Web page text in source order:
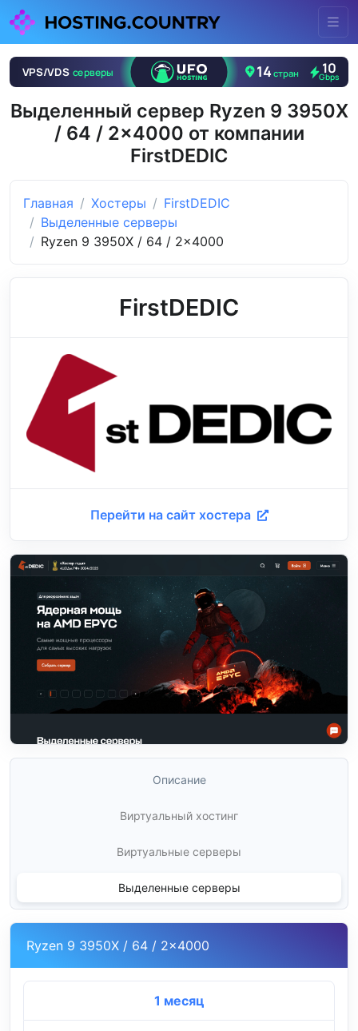
Выделенный сервер Ryzen 9 3950X
/ 64 / 2x4000 от компании
FirstDEDIC
Главная Хостеры
FirstDEDIC
Выделенные серверы
Ryzen 9 3950X / 64 / 2x4000
FirstDEDIC
Перейти на сайт хостера
Описание
Виртуальный хостинг
Виртуальные серверы
Выделенные серверы
Ryzen 9 3950X / 64 / 2x4000
1 месяц